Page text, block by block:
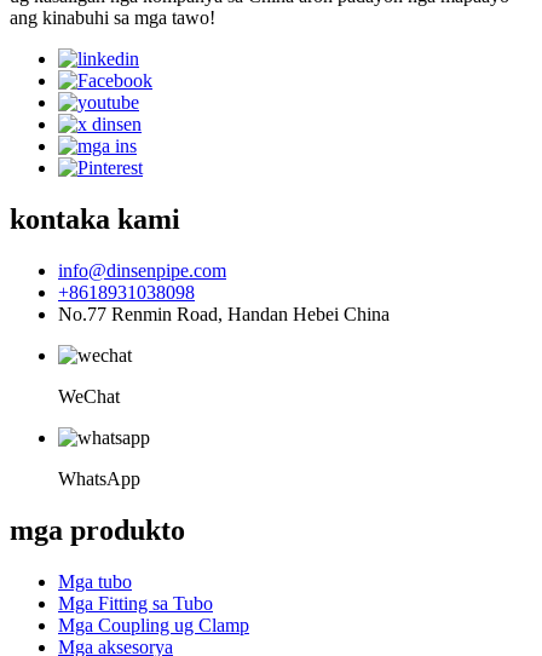
ang kinabuhi sa mga tawo!
kontaka kami
info@dinsenpipe.com
+8618931038098
No.77 Renmin Road, Handan Hebei China
WeChat
WhatsApp
mga produkto
Mga tubo
Mga Fitting sa Tubo
Mga Coupling ug Clamp
Mga aksesorya